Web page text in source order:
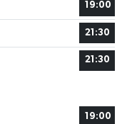
19:00
21:30
21:30
19:00